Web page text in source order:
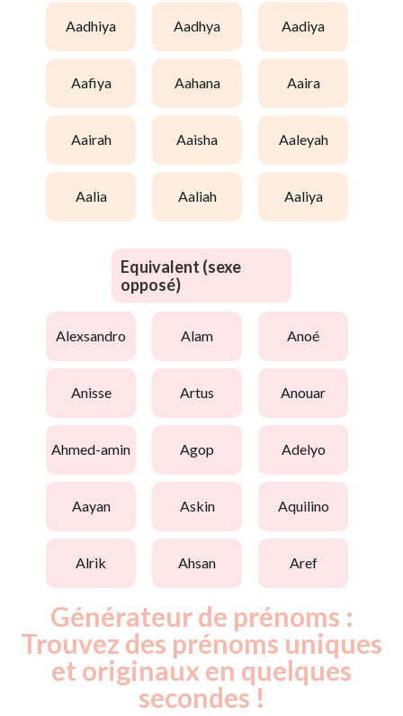
aadhiya aadhya aadiya
aafiya aahana aaira
aairah aaisha aaleyah
aalia aaliah aaliya
Equivalent (sexe
opposé)
alexsandro alam anoé
anisse artus anouar
ahmed-amin agop adelyo
aayan askin aquilino
alrik ahsan aref
Générateur de prénoms :
Trouvez des prénoms uniques
et originaux en quelques
secondes !